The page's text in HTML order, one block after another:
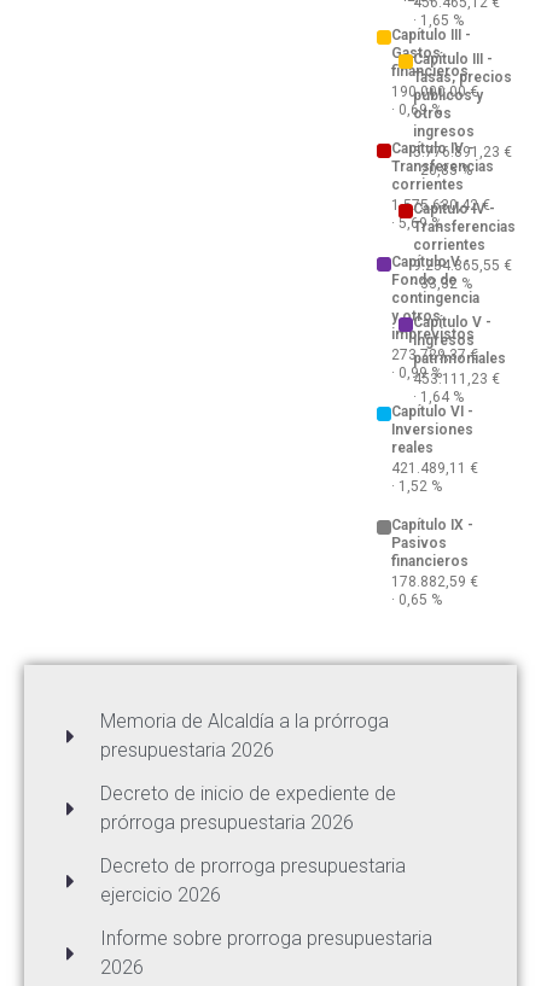
Capítulo III -
Gastos
financieros
190.000,00 €
· 0,69 %
Capítulo IV -
Transferencias
corrientes
1.575.630,42 €
· 5,69 %
Capítulo V -
Fondo de
contingencia
y otros
imprevistos
273.729,37 €
· 0,99 %
Capítulo VI -
Inversiones
reales
421.489,11 €
· 1,52 %
Capítulo IX -
Pasivos
financieros
178.882,59 €
· 0,65 %
· 1,65 %
Capítulo III -
Tasas, precios
públicos y
otros
ingresos
5.776.891,23 €
· 20,85 %
Capítulo IV -
Transferencias
corrientes
9.234.365,55 €
· 33,32 %
Capítulo V -
Ingresos
patrimoniales
453.111,23 €
· 1,64 %
Memoria de Alcaldía a la prórroga
presupuestaria 2026
Decreto de inicio de expediente de
prórroga presupuestaria 2026
Decreto de prorroga presupuestaria
ejercicio 2026
Informe sobre prorroga presupuestaria
2026